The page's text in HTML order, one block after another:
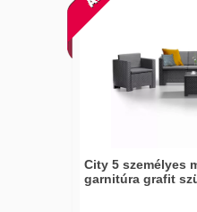
City 5 személyes
garnitúra grafit